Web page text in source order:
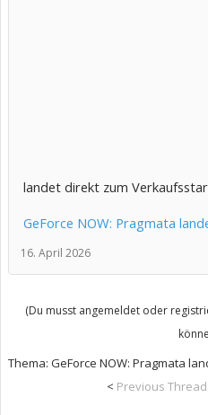
landet direkt zum
GeForce NOW: Pragmata
16. April 2026
(Du musst angemeldet oder
Thema: GeForce NOW: Pragmata
< Previous Thread